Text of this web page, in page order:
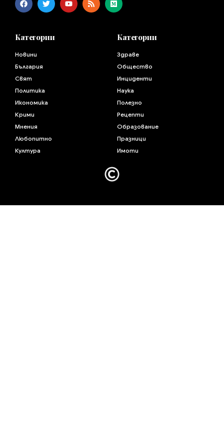
Категории
Новини
България
Свят
Политика
Икономика
Крими
Мнения
Любопитно
Култура
Категории
Здраве
Общество
Инциденти
Наука
Полезно
Рецепти
Образование
Празници
Имоти